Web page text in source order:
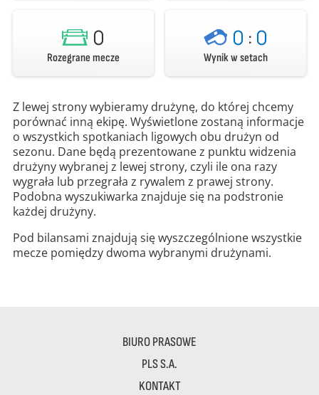
0
Rozegrane mecze
0 : 0
Wynik w setach
Z lewej strony wybieramy drużynę, do której chcemy
porównać inną ekipę. Wyświetlone zostaną informacje
o wszystkich spotkaniach ligowych obu drużyn od
sezonu. Dane będą prezentowane z punktu widzenia
drużyny wybranej z lewej strony, czyli ile ona razy
wygrała lub przegrała z rywalem z prawej strony.
Podobna wyszukiwarka znajduje się na podstronie
każdej drużyny.
Pod bilansami znajdują się wyszczególnione wszystkie
mecze pomiędzy dwoma wybranymi drużynami.
BIURO PRASOWE
PLS S.A.
KONTAKT